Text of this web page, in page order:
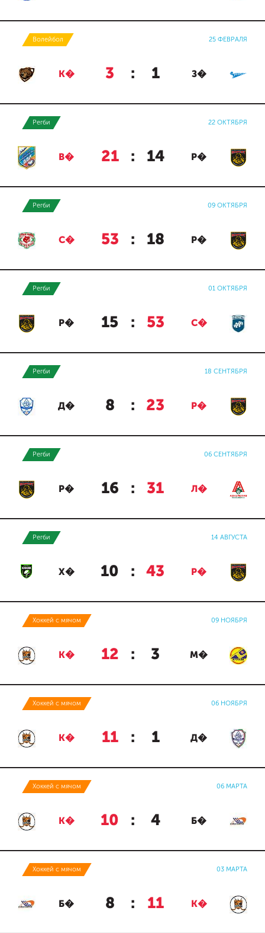
Волейбол 25 ФЕВРАЛЯ
К� 3 : 1 З�
Регби 22 ОКТЯБРЯ
В� 21 : 14 Р�
Регби 09 ОКТЯБРЯ
С� 53 : 18 Р�
Регби 01 ОКТЯБРЯ
Р� 15 : 53 С�
Регби 18 СЕНТЯБРЯ
Д� 8 : 23 Р�
Регби 06 СЕНТЯБРЯ
Р� 16 : 31 Л�
Регби 14 АВГУСТА
Х� 10 : 43 Р�
Хоккей с мячом 09 НОЯБРЯ
К� 12 : 3 М�
Хоккей с мячом 06 НОЯБРЯ
К� 11 : 1 Д�
Хоккей с мячом 06 МАРТА
К� 10 : 4 Б�
Хоккей с мячом 03 МАРТА
Б� 8 : 11 К�